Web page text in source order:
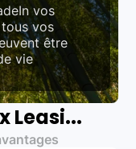
vos
vos
être
vie
Leasi...